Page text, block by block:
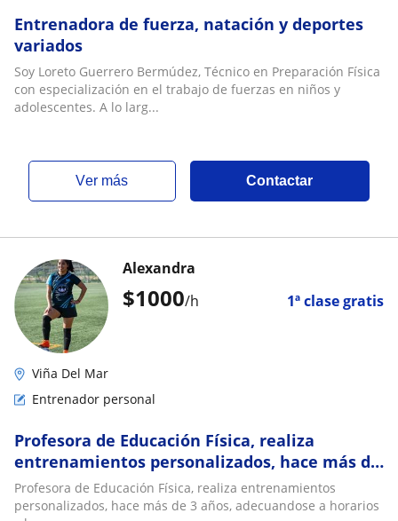
Entrenadora de fuerza, natación y deportes
variados
Soy Loreto Guerrero Bermúdez, Técnico en Preparación Física
con especialización en el trabajo de fuerzas en niños y
adolescentes. A lo larg...
ver más Contactar
$1000/h 1ª clase gratis
Alexandra
Viña Del Mar
Entrenador personal
Profesora de Educación Física, realiza
entrenamientos personalizados, hace más de
3 años, adecuandose a horarios y lugares
Profesora de Educación Física, realiza entrenamientos
personalizados, hace más de 3 años, adecuandose a horarios